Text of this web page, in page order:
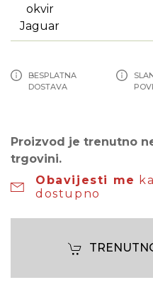
BESPLATNA
DOSTAVA
Proizvod je trenutno
trgovini.
Obavijesti me
dostupno